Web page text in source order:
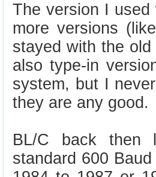
The version I
more versions
stayed with the
also type-in
system, but I
they are any good.
BL/C back then
standard 600